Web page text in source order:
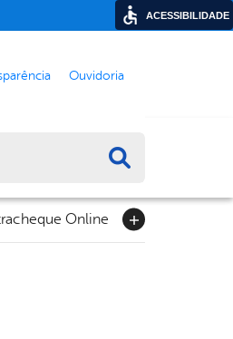
Ouvidoria
Online
ACESSIBILIDADE